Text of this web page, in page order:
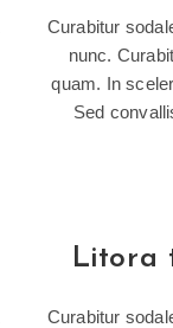
Curabitur
nunc.
quam. In
Sed
Litora
Curabitur